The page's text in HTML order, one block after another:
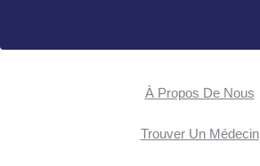
À Propos De Nous
Trouver Un Médecin